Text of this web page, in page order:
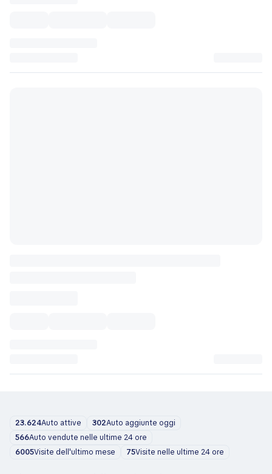
23.624Auto attive 302Auto aggiunte oggi
566Auto vendute nelle ultime 24 ore
6005Visite dell'ultimo mese 75Visite nelle ultime 24 ore